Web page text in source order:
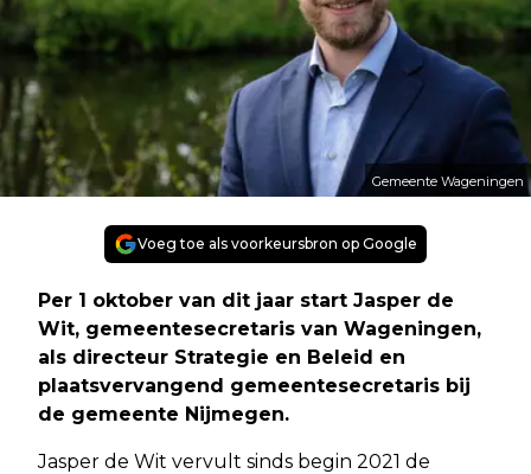
Gemeente Wageningen
Voeg toe als voorkeursbron op Google
Per 1 oktober van dit jaar start Jasper de
Wit, gemeentesecretaris van Wageningen,
als directeur Strategie en Beleid en
plaatsvervangend gemeentesecretaris bij
de gemeente Nijmegen.
Jasper de Wit vervult sinds begin 2021 de